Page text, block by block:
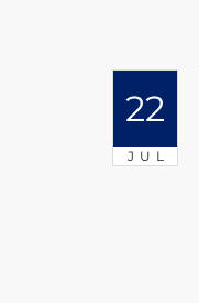
22
JUL